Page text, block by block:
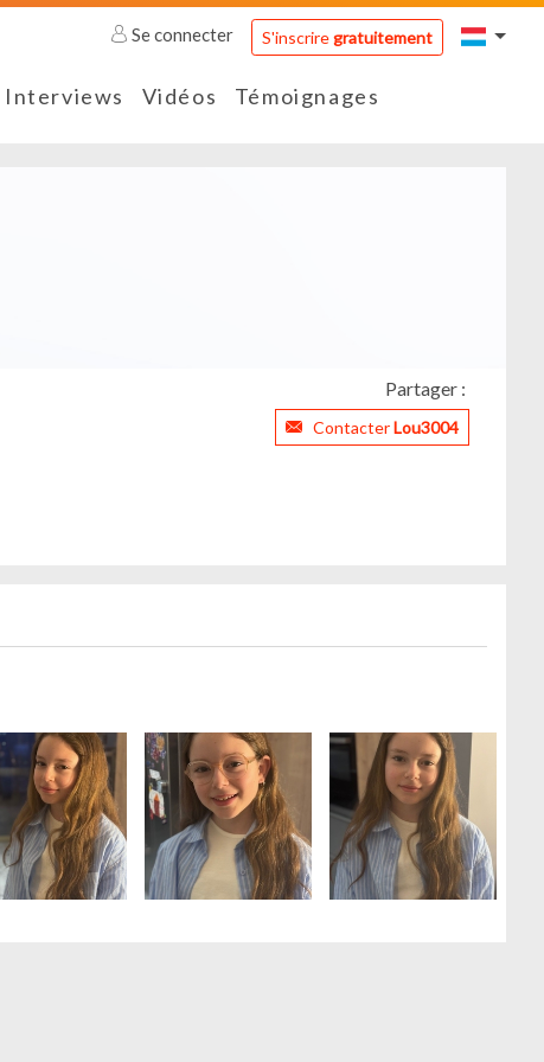
Se connecter S'inscriregratuitement
Interviews Vidéos Témoignages
Partager :
ContacterLou3004